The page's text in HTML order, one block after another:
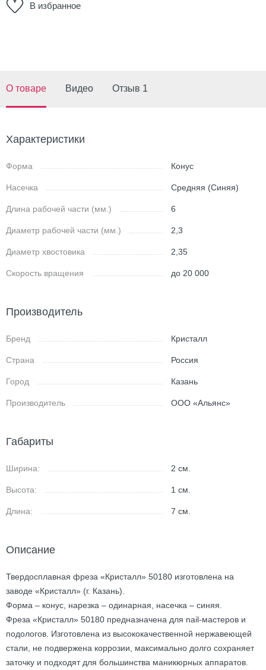
В избранное
О товаре Видео Отзыв 1
Характеристики
Форма Конус
Насечка Средняя (Синяя)
Длина рабочей части (мм.) 6
Диаметр рабочей части (мм.) 2,3
Диаметр хвостовика 2,35
Скорость вращения до 20 000
Производитель
Бренд Кристалл
Страна Россия
Город Казань
Производитель ООО «Альянс»
Габариты
Ширина: 2см.
Высота: 1см.
Длина: 7см.
Описание
Твердосплавная фреза «Кристалл» 50180 изготовлена на
заводе «Кристалл» (г. Казань).
Форма – конус, нарезка – одинарная, насечка – синяя.
Фреза «Кристалл» 50180 предназначена для nail-мастеров и
подологов. Изготовлена из высококачественной нержавеющей
стали, не подвержена коррозии, максимально долго сохраняет
заточку и подходят для большинства маникюрных аппаратов.